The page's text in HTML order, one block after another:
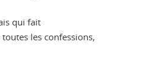
qui fait
les confessions,